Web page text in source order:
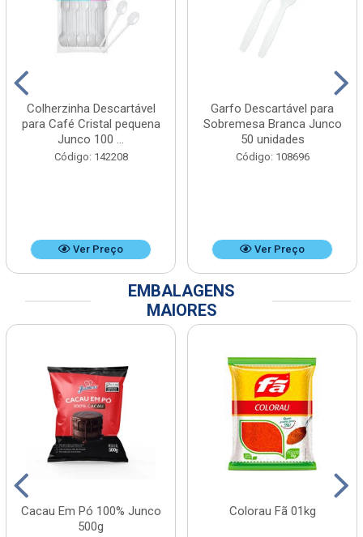
Colherzinha Descartável
para Café Cristal pequena
Junco 100 ...
Código: 142208
Ver Preço
Garfo Descartável para
Sobremesa Branca Junco
50 unidades
Código: 108696
Ver Preço
EMBALAGENS
MAIORES
Cacau Em Pó 100% Junco
500g
Colorau Fã 01kg